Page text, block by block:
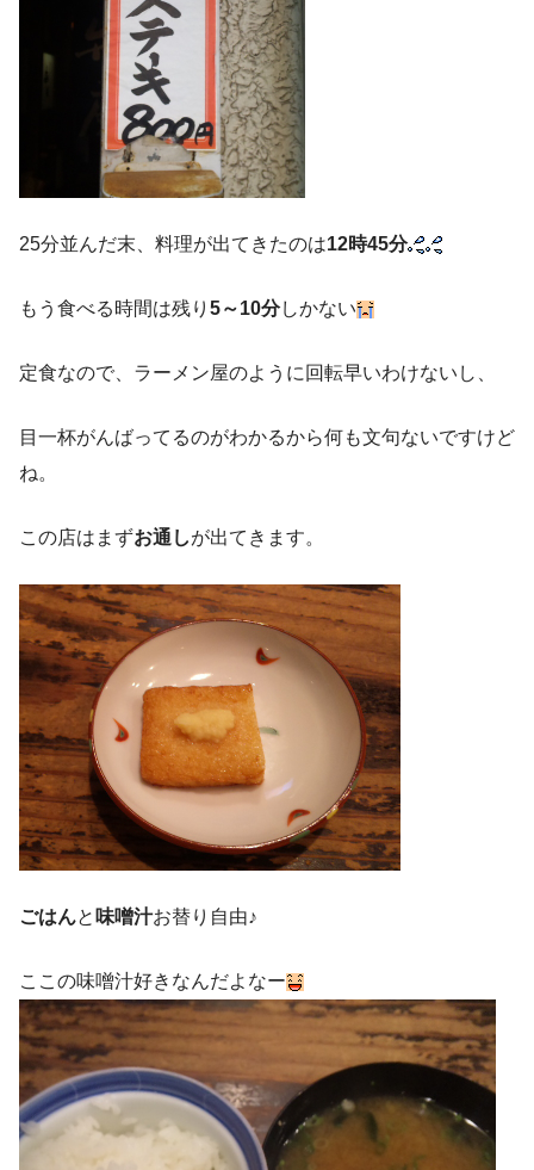
25分並んだ末、料理が出てきたのは12時45分
もう食べる時間は残り 5～10分しかない
定食なので、ラーメン屋のように回転早いわけないし、
目一杯がんばってるのがわかるから何も文句ないですけど
ね。
この店はまずお通しが出てきます。
ごはんと 味噌汁お替り自由♪
ここの味噌汁好きなんだよなー